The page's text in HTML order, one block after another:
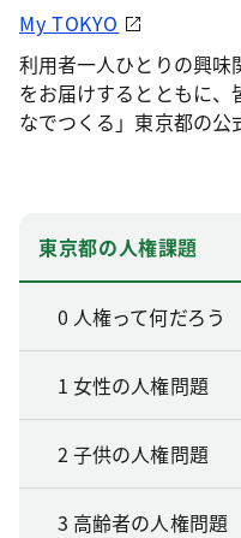
My TOKYO
利用者一人ひとりの興味
をお届けするとともに
なでつくる」東京都の公
東京都の人権課題
0 人権って何だろう
1 女性の人権問題
2 子供の人権問題
3 高齢者の人権問題